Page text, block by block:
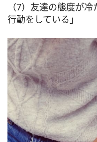
（7）友達の態度が
行動をしている」